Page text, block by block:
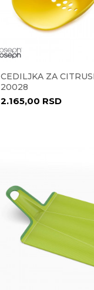
CEDILJKA ZA
20028
2.165,00 RSD